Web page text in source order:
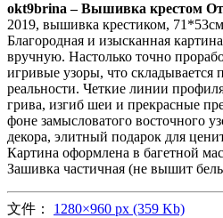
okt9brina –Вышивка крестом
2019, вышивка крестиком,
Благородная и изысканная
вручную. Настолько точно
игривые узоры, что
реальности. Четкие линии
грива, изгиб шеи и прекрасные
фоне замысловатого восточного
декора, элитный подарок для
Картина оформлена в багетной
Зашивка частичная (не вышит
文件： 1280×960 px (359 Kb)